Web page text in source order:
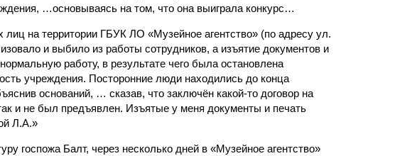
…основываясь на том, что она выиграла конкурс…
лиц на территории ГБУК ЛО «Музейное агентство» (по адресу ул.
и выбило из работы сотрудников, а изъятие документов и
работу, в результате чего была остановлена
учреждения. Посторонние люди находились до конца
оснований, … сказав, что заключён какой-то договор на
и не был предъявлен. Изъятые у меня документы и печать
Л.А.»
госпожа Балт, через несколько дней в «Музейное агентство»